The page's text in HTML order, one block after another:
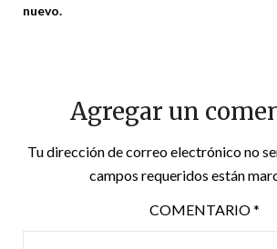
nuevo.
Agregar un
Tu dirección de correo electrónico no
campos requeridos están
COMENTARIO*